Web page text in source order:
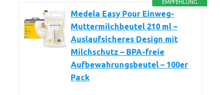
EMPFEHLUNG
Medela Easy Pour Einweg-
Muttermilchbeutel 210 ml –
Auslaufsicheres Design mit
Milchschutz – BPA-freie
Aufbewahrungsbeutel – 100er
Pack